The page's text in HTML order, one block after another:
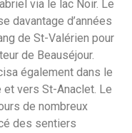
via le lac Noir. Le
davantage d’années
de St-Valérien pour
de Beauséjour.
également dans le
vers St-Anaclet. Le
de nombreux
des sentiers